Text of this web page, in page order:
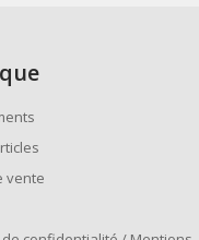
vente